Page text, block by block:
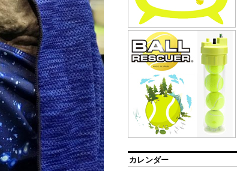
カレンダー